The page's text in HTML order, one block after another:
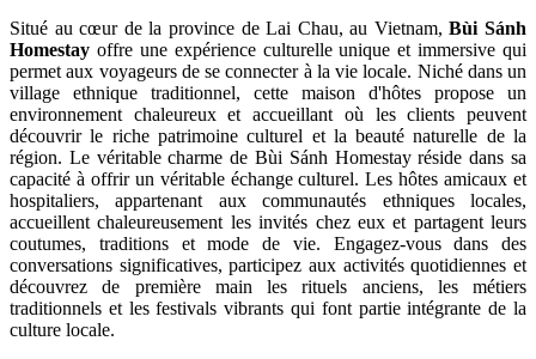
Situé au cœur de la province de Lai Chau, au Vietnam,Bùi Sánh
Homestay offre une expérience culturelle unique et immersive qui
permet aux voyageurs de se connecter à la vie locale. Niché dans un
village ethnique traditionnel, cette maison d'hôtes propose un
environnement chaleureux et accueillant où les clients peuvent
découvrir le riche patrimoine culturel et la beauté naturelle de la
région. Le véritable charme de Bùi Sánh Homestay réside dans sa
capacité à offrir un véritable échange culturel. Les hôtes amicaux et
hospitaliers, appartenant aux communautés ethniques locales,
accueillent chaleureusement les invités chez eux et partagent leurs
coutumes, traditions et mode de vie. Engagez-vous dans des
conversations significatives, participez aux activités quotidiennes et
découvrez de première main les rituels anciens, les métiers
traditionnels et les festivals vibrants qui font partie intégrante de la
culture locale.